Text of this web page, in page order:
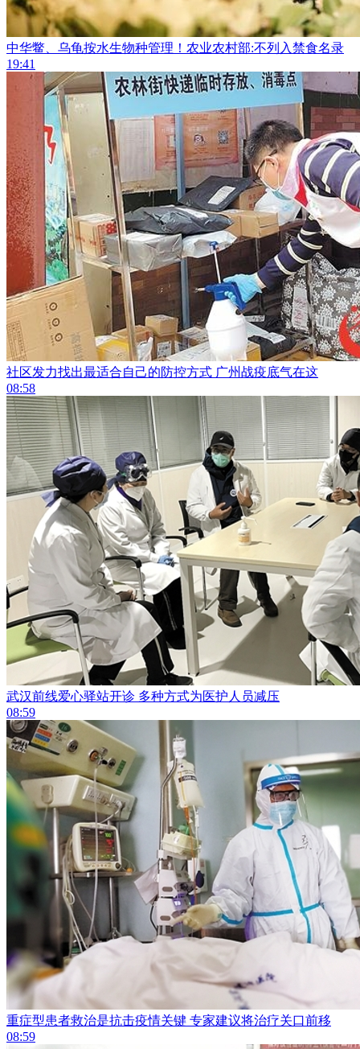
中华鳖、乌龟按水生物种管理！农业农村部:不列入禁食名录
19:41
社区发力找出最适合自己的防控方式 广州战疫底气在这
08:58
武汉前线爱心驿站开诊 多种方式为医护人员减压
08:59
重症型患者救治是抗击疫情关键 专家建议将治疗关口前移
08:59